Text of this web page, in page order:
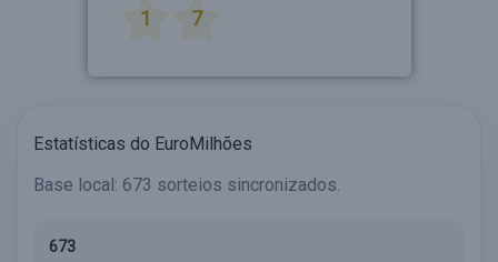
1 7
Estatísticas do EuroMilhões
Base local: 673 sorteios sincronizados.
673